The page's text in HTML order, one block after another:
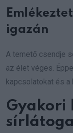
igazán
A temető csendje
az élet véges.
kapcsolatokat és
Gyakori